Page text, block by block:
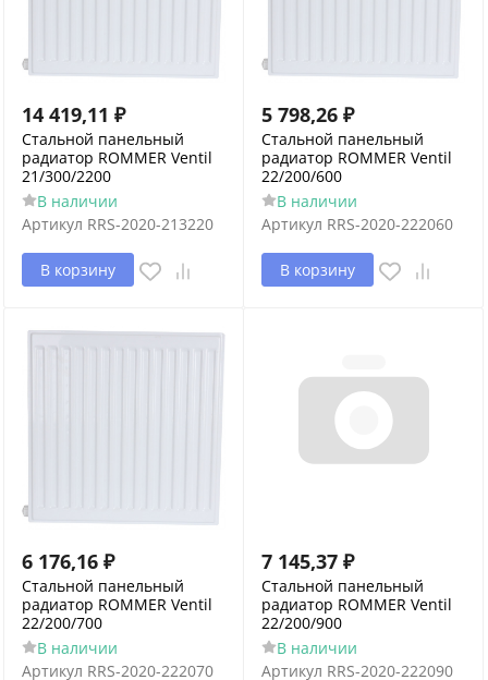
14 419,11 ₽
Стальной панельный
радиатор ROMMER Ventil
21/300/2200
В наличии
Артикул RRS-2020-213220
В корзину
5 798,26 ₽
Стальной панельный
радиатор ROMMER Ventil
22/200/600
В наличии
Артикул RRS-2020-222060
В корзину
6 176,16 ₽
Стальной панельный
радиатор ROMMER Ventil
22/200/700
В наличии
Артикул RRS-2020-222070
7 145,37 ₽
Стальной панельный
радиатор ROMMER Ventil
22/200/900
В наличии
Артикул RRS-2020-222090